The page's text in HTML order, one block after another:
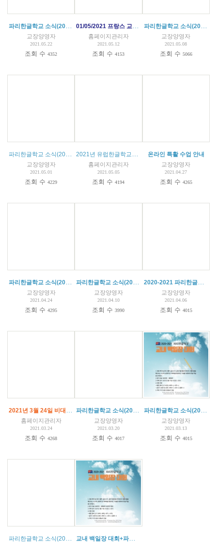
파리한글학교 소식(2021.05.15)
교장양영자
2021.05.22
조회 수4352
01/05/2021 프랑스 교육당국 코로나 방역 수칙 la FAQ du 1er mai édité par le Ministère de l'Education nationale(첨부파일)
홈페이지관리자
2021.05.12
조회 수4153
파리한글학교 소식(2021. 05. 08)
교장양영자
2021.05.08
조회 수 5066
파리한글학교 소식(2021. 05.01)
교장양영자
2021.05.01
조회 수4229
2021년 유럽한글학교협의회 (1)
홈페이지관리자
2021.05.05
조회 수4194
온라인 특활 수업 안내
교장양영자
2021.04.27
조회 수 4265
파리한글학교 소식(2021.04.22)+온라인 특별활동
교장양영자
2021.04.24
조회 수4295
파리한글학교 소식(2021.04.10)
교장양영자
2021.04.10
조회 수3990
2020-2021 파리한글학교 백일장 수상자 명단
교장양영자
2021.04.06
조회 수 4015
2021년 3월 24일 비대면 수업 (4주간)
홈페이지관리자
2021.03.24
조회 수4268
파리한글학교 소식(2021.03.20)
교장양영자
2021.03.20
조회 수4017
파리한글학교 소식(2021. 03.13)
교장양영자
2021.03.13
조회 수 4015
파리한글학교 소식(2021.03.06) 교내 백일장 대회+파리한글학교 소식(2021.02.27)